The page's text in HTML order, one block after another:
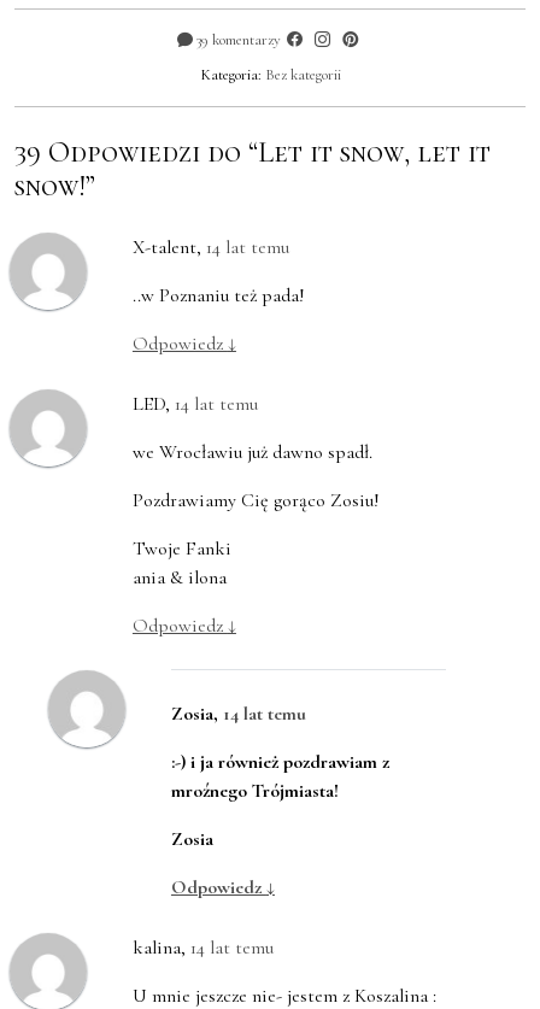
39 komentarzy
Kategoria: Bez kategorii
39 Odpowiedzi do “Let it snow, let it
snow!”
X-talent, 14 lat temu
..w Poznaniu też pada!
Odpowiedz ↓
LED, 14 lat temu
we Wrocławiu już dawno spadł.
Pozdrawiamy Cię gorąco Zosiu!
Twoje Fanki
ania & ilona
Odpowiedz ↓
Zosia, 14 lat temu
:-) i ja również pozdrawiam z
mroźnego Trójmiasta!
Zosia
Odpowiedz ↓
kalina, 14 lat temu
U mnie jeszcze nie- jestem z Koszalina :